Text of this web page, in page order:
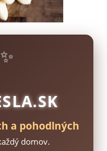
a pohodlných
domov.